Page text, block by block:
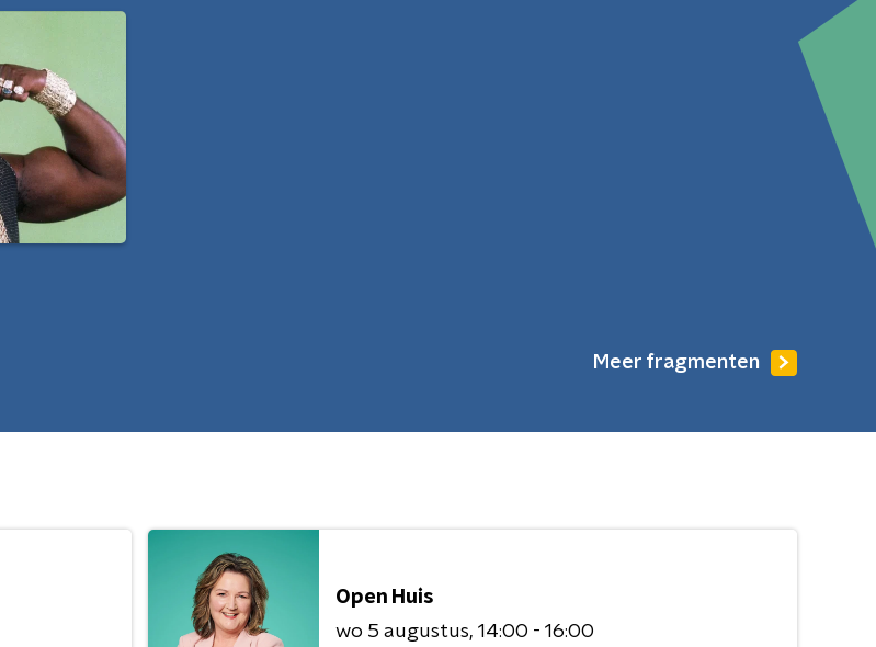
Meer fragmenten
Open Huis
wo 5 augustus 14:00 - 16:00